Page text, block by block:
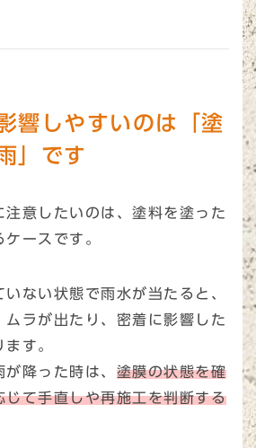
響しやすいのは「塗
」です
注意したいのは、塗料を塗った
ースです。
ない状態で雨水が当たると、
ムラが出たり、密着に影響した
す。
降った時は、 塗膜の状態を確
じて手直しや再施工を判断する